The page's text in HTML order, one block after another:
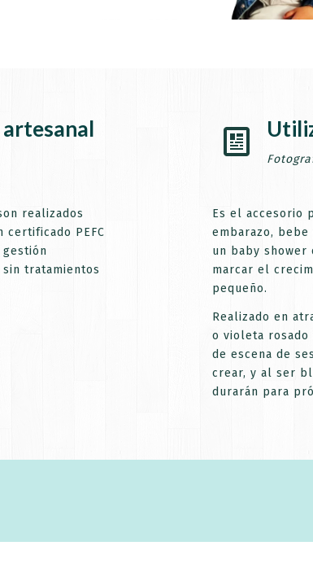
realizados
certificado PEFC
tratamientos
Es el accesorio
embarazo,
un baby
marcar el
pequeño.
Realizado en
o violeta rosado
de escena de
crear, y al ser
durarán para
¡Únete y recibe
Suscríbete a la newsletter y te